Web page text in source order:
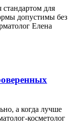
стандартом для
допустимы без
Елена
а когда лучше
косметолог